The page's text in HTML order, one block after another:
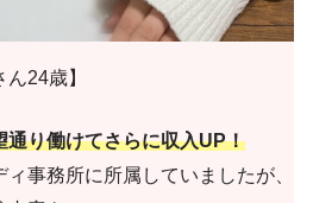
24歳】
通り働けてさらに収入UP！
事務所に所属していましたが、